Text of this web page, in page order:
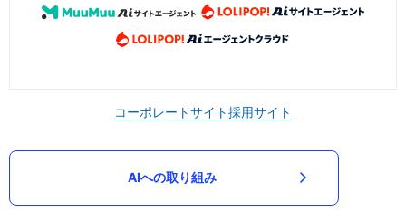
コーポレートサイト採用サイト
AIへの取り組み